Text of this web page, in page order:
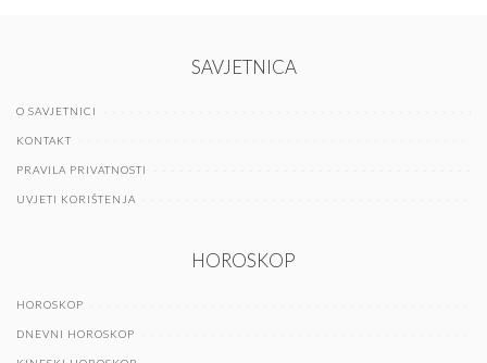
SAVJETNICA
O SAVJETNICI
KONTAKT
PRAVILA PRIVATNOSTI
UVJETI KORIŠTENJA
HOROSKOP
HOROSKOP
DNEVNI HOROSKOP